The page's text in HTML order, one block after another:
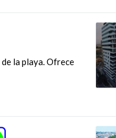
la playa. Ofrece